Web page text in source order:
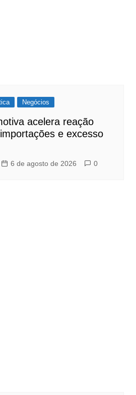
Negócios
acelera reação
e excesso
6 de agosto de 2026 0